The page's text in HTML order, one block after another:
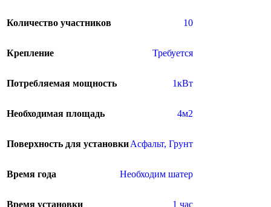
Количество участников 10
Крепление Требуется
Потребляемая мощность 1кВт
Необходимая площадь 4м2
Поверхность для установкиАсфальт, Грунт
Время года Необходим шатер
Время установки 1 час